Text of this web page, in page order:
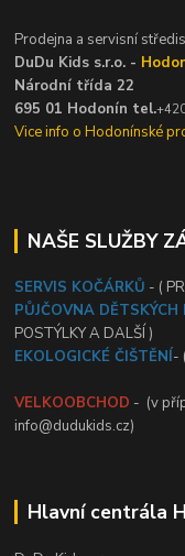
Prodejna a servisní
DuDu Kids s.r.o. -
Národní třída 22
695 01 Hodonín tel.
Vice info o Hodonínské
NAŠE SLUŽBY
SERVIS KOČÁRKŮ - (
PŮJČOVNA DĚTSKÝCH
POSTÝLKY A DALŠÍ )
EKOLOGICKÉ ČIŠTĚNÍ-
VELKOOBCHOD - (v
info@dudukids.cz)
Hlavní centrála